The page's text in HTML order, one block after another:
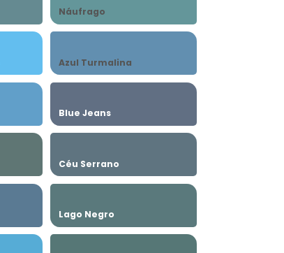
Náufrago
Azul Turmalina
Blue Jeans
Céu Serrano
Lago Negro